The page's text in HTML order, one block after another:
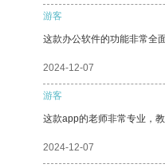
游客
这款办公软件的功能非常全
2024-12-07
游客
这款app的老师非常专业，
2024-12-07